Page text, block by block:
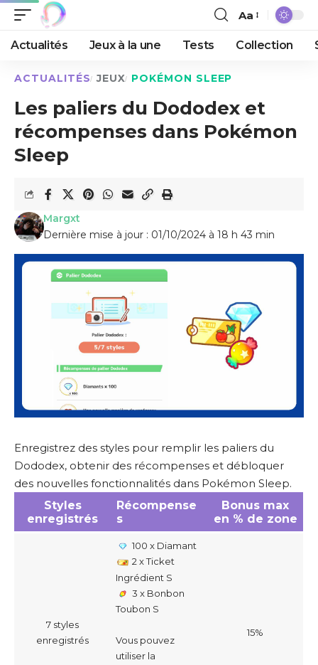
Aa
Actualités Jeux à la une Tests Collection
ACTUALITÉS JEUX POKÉMON SLEEP
Les paliers du Dododex et
récompenses dans Pokémon
Sleep
Dernière mise à jour : 01/10/2024 à 18 h 43 min
Margxt
Enregistrez des styles pour remplir les paliers du
Dododex, obtenir des récompenses et débloquer
des nouvelles fonctionnalités dans Pokémon Sleep.
Styles
enregistrés
Récompense
s
Bonus max
en % de zone
7 styles
enregistrés
100 x Diamant
2 x Ticket
Ingrédient S
3 x Bonbon
Toubon S
Vous pouvez
utiliser la
15%